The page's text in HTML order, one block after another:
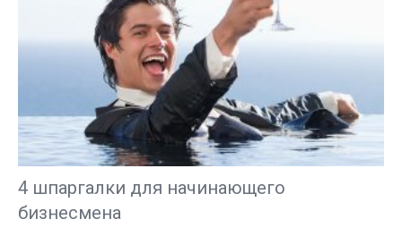
4 шпаргалки для начинающего
бизнесмена